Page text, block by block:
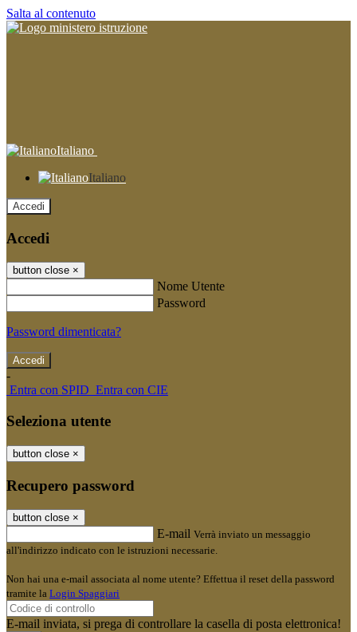
Salta al contenuto
Italiano
Italiano
Accedi
Accedi
button close ×
Nome Utente
Password
Password dimenticata?
-
Entra con SPID Entra con CIE
Seleziona utente
button close ×
Recupero password
button close ×
E-mail Verrà inviato un messaggio
all'indirizzo indicato con le istruzioni necessarie.
Non hai una e-mail associata al nome utente? Effettua il reset della password
tramite la Login Spaggiari
E-mail inviata, si prega di controllare la casella di posta elettronica!